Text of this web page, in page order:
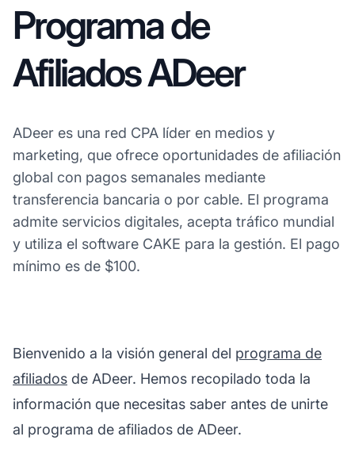
Programa de
Afiliados ADeer
ADeer es una red CPA líder en medios y
marketing, que ofrece oportunidades de afiliación
global con pagos semanales mediante
transferencia bancaria o por cable. El programa
admite servicios digitales, acepta tráfico mundial
y utiliza el software CAKE para la gestión. El pago
mínimo es de $100.
Bienvenido a la visión general del programa de
afiliados de ADeer. Hemos recopilado toda la
información que necesitas saber antes de unirte
al programa de afiliados de ADeer.